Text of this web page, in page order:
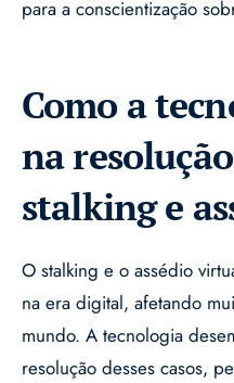
para a conscientização
Como a
na
stalking e
O stalking e o assédio
na era digital, afetando
mundo. A tecnologia
resolução desses casos,